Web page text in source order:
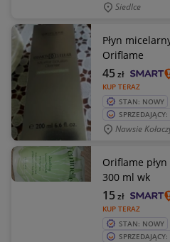
Siedlce
Płyn
Oriflame
KUP TERAZ
45zł
STAN: NOWY
Nawsie
Oriflame
300 ml wk
KUP TERAZ
15zł
STAN: NOWY